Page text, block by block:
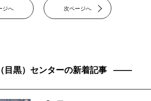
ジへ 次ページへ
目黒）センターの新着記事